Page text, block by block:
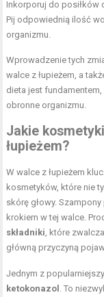
Inkorporuj do posiłków
Pij odpowiednią ilość
organizmu.
Wprowadzenie tych
walce z łupieżem, a
dieta jest
obronne organizmu.
Jakie
łupieżem?
W walce z łupieżem
kosmetyków, które nie
skórę głowy.
krokiem w tej walce.
składniki , które
główną przyczyną
Jednym z
ketokonazol
. To